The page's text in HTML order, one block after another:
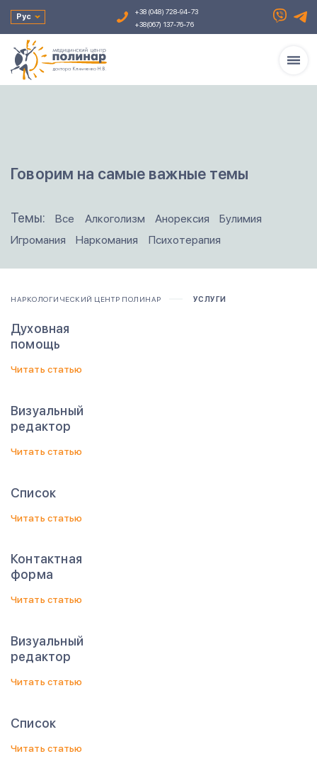
Рус
+38 (048) 728-94-73
+38(067) 137-76-76
Говорим на самые важные темы
Темы: Все Алкоголизм Анорексия
Булимия
Игромания
Наркомания Психотерапия
НАРКОЛОГИЧЕСКИЙ ЦЕНТР ПОЛИНАР УСЛУГИ
Духовная
помощь
Читать статью
Визуальный
редактор
Читать статью
Список
Читать статью
Контактная
форма
Читать статью
Визуальный
редактор
Читать статью
Список
Читать статью